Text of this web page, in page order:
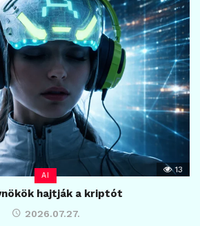
AI
13
hajtják a kriptót
2026.07.27.